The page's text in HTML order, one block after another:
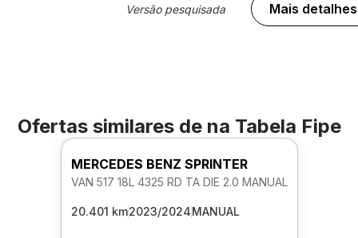
Versão pesquisada Mais detalhes
Ofertas similares de na Tabela Fipe
MERCEDES BENZ SPRINTER
VAN 517 18L 4325 RD TA DIE 2.0 MANUAL
20.401 km2023/2024MANUAL